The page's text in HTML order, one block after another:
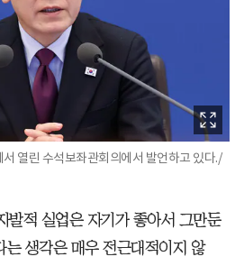
열린 수석보좌관회의에서 발언하고 있다./
발적 실업은 자기가 좋아서 그만둔
는 생각은 매우 전근대적이지 않